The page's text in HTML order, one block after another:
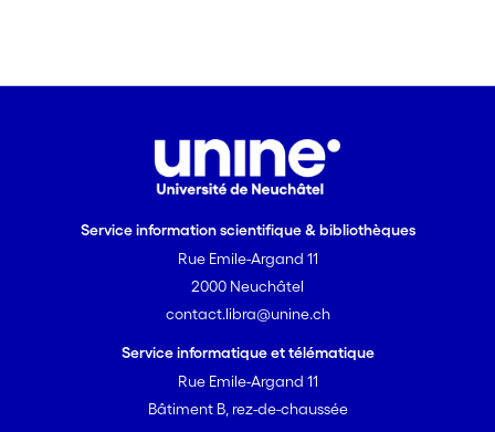
Service information scientifique & bibliothèques
Rue Emile-Argand 11
2000 Neuchâtel
contact.libra@unine.ch
Service informatique et télématique
Rue Emile-Argand 11
Bâtiment B, rez-de-chaussée